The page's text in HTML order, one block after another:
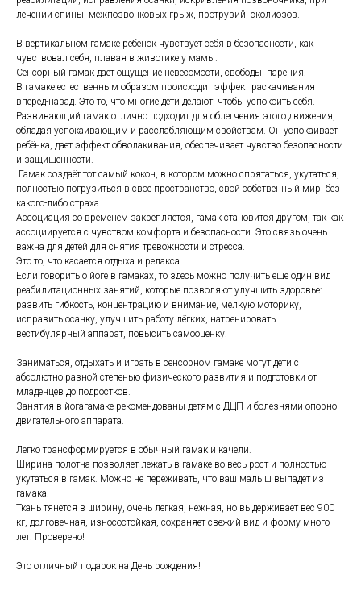
лечении спины, межпозвонковых грыж, протрузий, сколиозов.
В вертикальном гамаке ребенок чувствует себя в безопасности, как
чувствовал себя, плавая в животике у мамы.
Сенсорный гамак дает ощущение невесомости, свободы, парения.
В гамаке естественным образом происходит эффект раскачивания
вперёд-назад. Это то, что многие дети делают, чтобы успокоить себя.
Развивающий гамак отлично подходит для облегчения этого движения,
обладая успокаивающим и расслабляющим свойствам. Он успокаивает
ребёнка, дает эффект обволакивания, обеспечивает чувство безопасности
и защищённости.
Гамак создаёт тот самый кокон, в котором можно спрятаться, укутаться,
полностью погрузиться в свое пространство, свой собственный мир, без
какого-либо страха.
Ассоциация со временем закрепляется, гамак становится другом, так как
ассоциируется с чувством комфорта и безопасности. Это связь очень
важна для детей для снятия тревожности и стресса.
Это то, что касается отдыха и релакса.
Если говорить о йоге в гамаках, то здесь можно получить ещё один вид
реабилитационных занятий, которые позволяют улучшить здоровье:
развить гибкость, концентрацию и внимание, мелкую моторику,
исправить осанку, улучшить работу лёгких, натренировать
вестибулярный аппарат, повысить самооценку.
Заниматься, отдыхать и играть в сенсорном гамаке могут дети с
абсолютно разной степенью физического развития и подготовки от
младенцев до подростков.
Занятия в йогагамаке рекомендованы детям с ДЦП и болезнями опорно-
двигательного аппарата.
Легко трансформируется в обычный гамак и качели.
Ширина полотна позволяет лежать в гамаке во весь рост и полностью
укутаться в гамак. Можно не переживать, что ваш малыш выпадет из
гамака.
Ткань тянется в ширину, очень легкая, нежная, но выдерживает вес 900
кг, долговечная, износостойкая, сохраняет свежий вид и форму много
лет. Проверено!
Это отличный подарок на День рождения!